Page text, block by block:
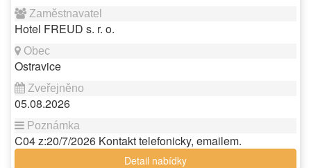
Hotel FREUD s. r. o.
Ostravice
05.08.2026
C04 z:20/7/2026 Kontakt telefonicky, emailem.
Detail nabídky